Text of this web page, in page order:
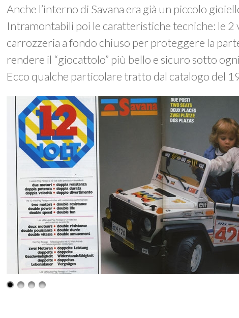
Anche l’interno di Savana era già un piccolo
Intramontabili poi le caratteristiche tecniche: le
carrozzeria a fondo chiuso per proteggere la
rendere il “giocattolo” più bello e sicuro sotto
Ecco qualche particolare tratto dal catalogo del